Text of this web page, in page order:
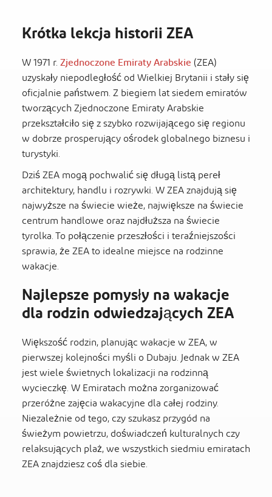
Krótka lekcja historii ZEA
W 1971 r.Zjednoczone Emiraty Arabskie(ZEA)
uzyskały niepodległość od Wielkiej Brytanii i stały się
oficjalnie państwem. Z biegiem lat siedem emiratów
tworzących Zjednoczone Emiraty Arabskie
przekształciło się z szybko rozwijającego się regionu
w dobrze prosperujący ośrodek globalnego biznesu i
turystyki.
Dziś ZEA mogą pochwalić się długą listą pereł
architektury, handlu i rozrywki. W ZEA znajdują się
najwyższe na świecie wieże, największe na świecie
centrum handlowe oraz najdłuższa na świecie
tyrolka. To połączenie przeszłości i teraźniejszości
sprawia, że ZEA to idealne miejsce na rodzinne
wakacje.
Najlepsze pomysły na wakacje
dla rodzin odwiedzających ZEA
Większość rodzin, planując wakacje w ZEA, w
pierwszej kolejności myśli o Dubaju. Jednak w ZEA
jest wiele świetnych lokalizacji na rodzinną
wycieczkę. W Emiratach można zorganizować
przeróżne zajęcia wakacyjne dla całej rodziny.
Niezależnie od tego, czy szukasz przygód na
świeżym powietrzu, doświadczeń kulturalnych czy
relaksujących plaż, we wszystkich siedmiu emiratach
ZEA znajdziesz coś dla siebie.